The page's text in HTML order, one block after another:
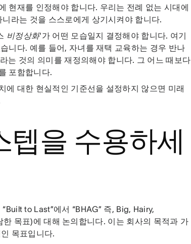
현재를 인정해야 합니다. 우리는 전례 없는 시대에
라는 것을 스스로에게 상기시켜야 합니다.
비정상화'가 어떤 모습일지 결정해야 합니다. 여기
니다. 예를 들어, 자녀를 재택 교육하는 경우 반나
는 것의 의미를 재정의해야 합니다. 그 어느 때보다
포함합니다.
에 대한 현실적인 기준선을 설정하지 않으면 미래
텝을 수용하세
to Last”에서 “BHAG” 즉, Big, Hairy,
목표)에 대해 논의합니다. 이는 회사의 목적과 가
목표입니다.